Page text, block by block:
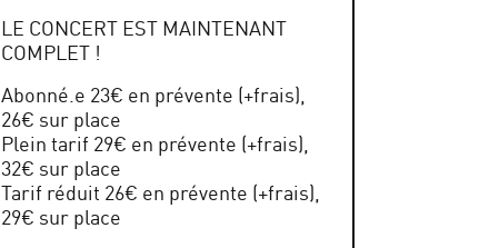
LE CONCERT EST MAINTENANT
COMPLET !
Abonné.e 23€ en prévente (+frais),
26€ sur place
Plein tarif 29€ en prévente (+frais),
32€ sur place
Tarif réduit 26€ en prévente (+frais),
29€ sur place